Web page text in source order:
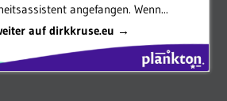
angefangen. Wenn...
auf dirkkruse.eu →